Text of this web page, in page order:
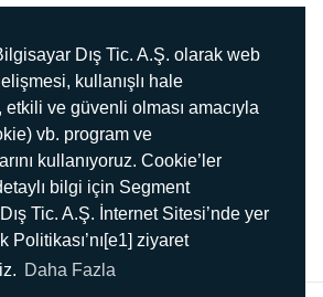
Dış Tic. A.Ş. olarak web
kullanışlı hale
ve güvenli olması amacıyla
vb. program ve
kullanıyoruz. Cookie’ler
bilgi için Segment
Tic. A.Ş. İnternet Sitesi’nde yer
Politikası’nı[e1] ziyaret
Daha Fazla
Güvenlik
KVKK Politikamız
Gizlilik Politikamız
Aydınlatma Metni
İmha Politikası
444 78 99
info@segment.com.tr